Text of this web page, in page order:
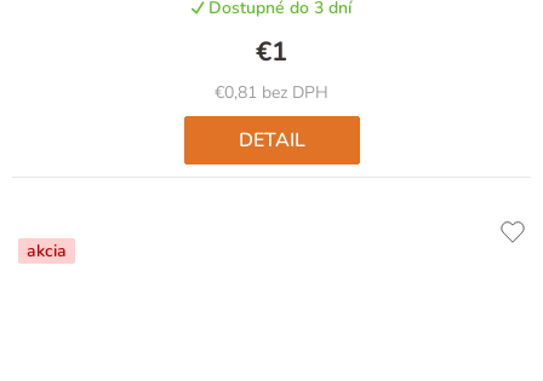
je
4,8
z
5
hviezdičiek.
Dostupné do 3 dní
€0,81 bez DPH
€1
DETAIL
akcia